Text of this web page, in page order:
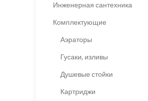
Инженерная сантехника
Комплектующие
Аэраторы
Гусаки, изливы
Душевые стойки
Картриджи